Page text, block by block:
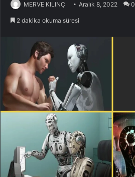
MERVE KILINÇ Aralık 8, 2022 0
2 dakika okuma süresi